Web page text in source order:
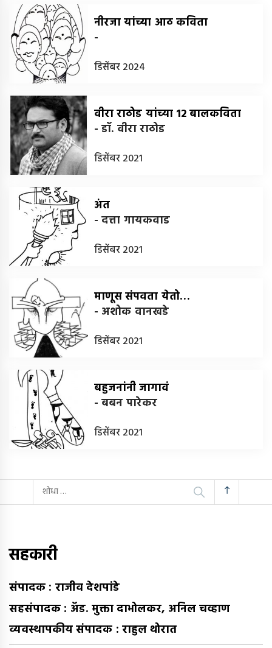
नीरजा यांच्या आठ कविता
-
डिसेंबर 2024
वीरा राठोड यांच्या 12 बालकविता
-डॉ. वीरा राठोड
डिसेंबर 2021
अंत
-दत्ता गायकवाड
डिसेंबर 2021
माणूस संपवता येतो…
- अशोक वानखडे
डिसेंबर 2021
बहुजनांनी जागावं
-बबन पारेकर
डिसेंबर 2021
यांचा
शोध
सहकारी
संपादक : राजीव देशपांडे
सहसंपादक : अ‍ॅड. मुक्ता दाभोलकर, अनिल चव्हाण
व्यवस्थापकीय संपादक : राहुल थोरात